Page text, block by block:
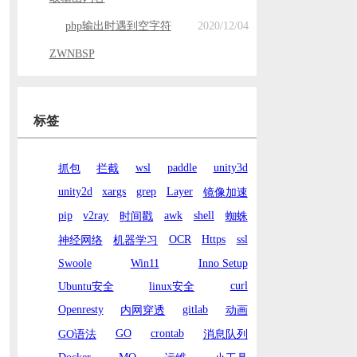
php输出时遇到空字符
ZWNBSP
2020/12/04
标签
抓包 拦截 wsl paddle
unity3d
unity2d
xargs grep Layer
镜像加速
pip
v2ray 时间戳 awk shell
蜘蛛
神经网络
机器学习 OCR Https
ssl
Swoole
Win11
Inno Setup
Ubuntu安全
linux安全
curl
Openresty
内网穿透 gitlab
动画
GO语法
GO crontab
消息队列